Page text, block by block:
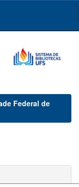
Federal de